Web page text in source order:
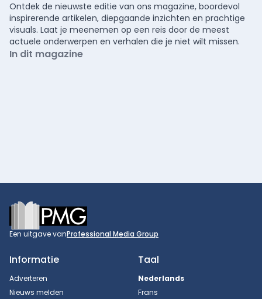
Ontdek de nieuwste editie van ons magazine, boordevol
inspirerende artikelen, diepgaande inzichten en prachtige
visuals. Laat je meenemen op een reis door de meest
actuele onderwerpen en verhalen die je niet wilt missen.
In dit magazine
Footer
Een uitgave vanProfessional Media Group
Informatie
Adverteren
Nieuws melden
Taal
Nederlands
Frans